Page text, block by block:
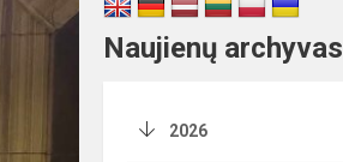
Naujienų archyvas
2026